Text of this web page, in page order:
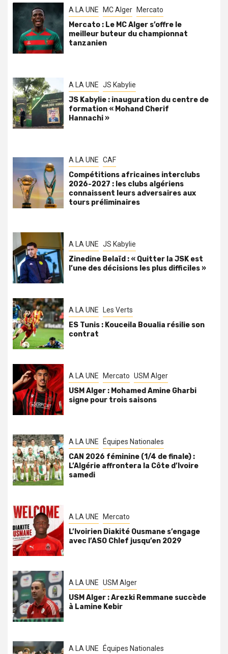
A LA UNE MC Alger Mercato
Mercato : Le MC Alger s’offre le
meilleur buteur du championnat
tanzanien
A LA UNE JS Kabylie
JS Kabylie : inauguration du centre de
formation « Mohand Cherif
Hannachi »
A LA UNE CAF
Compétitions africaines interclubs
2026-2027 : les clubs algériens
connaissent leurs adversaires aux
tours préliminaires
A LA UNE JS Kabylie
Zinedine Belaïd : « Quitter la JSK est
l’une des décisions les plus difficiles »
A LA UNE Les Verts
ES Tunis : Kouceila Boualia résilie son
contrat
A LA UNE Mercato USM Alger
USM Alger : Mohamed Amine Gharbi
signe pour trois saisons
A LA UNE Équipes Nationales
CAN 2026 féminine (1/4 de finale) :
L’Algérie affrontera la Côte d’Ivoire
samedi
A LA UNE Mercato
L’Ivoirien Diakité Ousmane s’engage
avec l’ASO Chlef jusqu’en 2029
A LA UNE USM Alger
USM Alger : Arezki Remmane succède
à Lamine Kebir
A LA UNE Équipes Nationales